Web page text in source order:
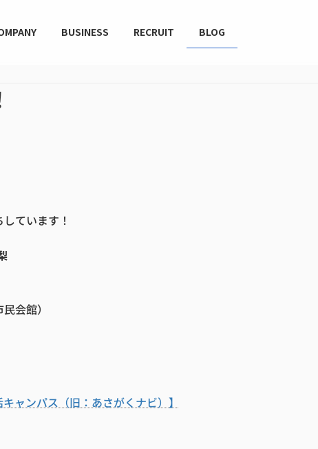
BUSINESS RECRUIT BLOG
ています！
会館）
ャンパス（旧：あさがくナビ）】